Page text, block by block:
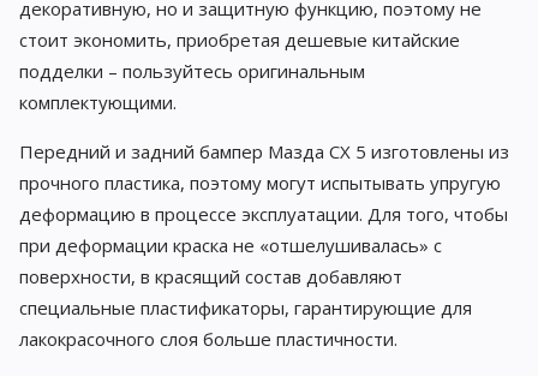
декоративную, но и защитную функцию, поэтому не
стоит экономить, приобретая дешевые китайские
подделки – пользуйтесь оригинальным
комплектующими.
Передний и задний бампер Мазда СХ 5 изготовлены из
прочного пластика, поэтому могут испытывать упругую
деформацию в процессе эксплуатации. Для того, чтобы
при деформации краска не «отшелушивалась» с
поверхности, в красящий состав добавляют
специальные пластификаторы, гарантирующие для
лакокрасочного слоя больше пластичности.